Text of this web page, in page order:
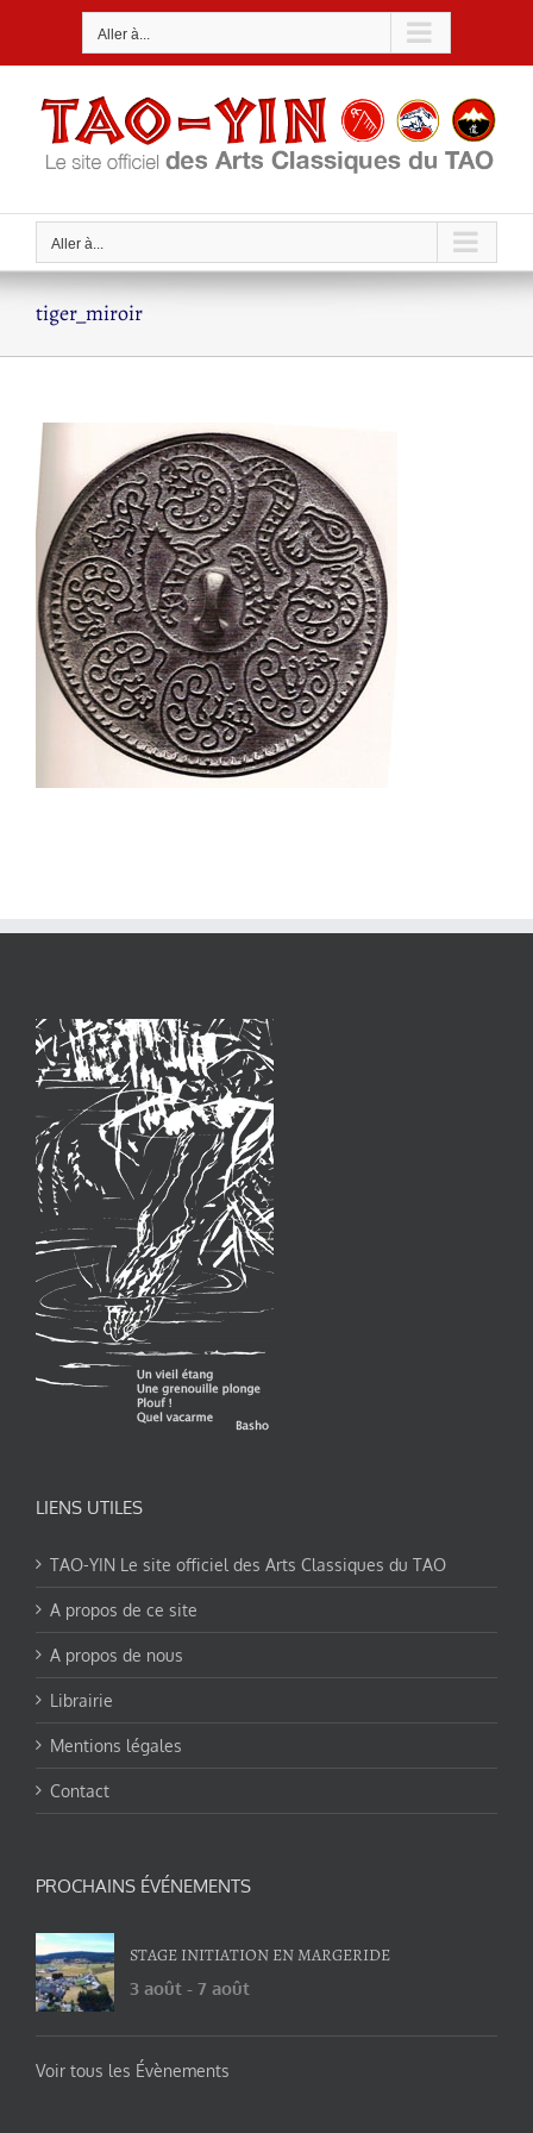
Aller à...
Aller à...
tiger_miroir
LIENS UTILES
TAO-YIN Le site officiel des Arts Classiques du TAO
A propos de ce site
A propos de nous
Librairie
Mentions légales
Contact
PROCHAINS ÉVÉNEMENTS
STAGE INITIATION EN MARGERIDE
3 août - 7 août
Voir tous les Évènements